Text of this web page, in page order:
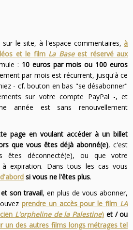
sur le site, à l'espace commentaires,à
et le film La Baseest réservé aux
: 10 euros par mois ou 100 euros
par mois est récurrent, jusqu'à ce
- cf. bouton en bas "se désabonner"
sur votre compte PayPal -, et
année est sans renouvellement
page en voulant accéder à un billet
que vous êtes déjà abonné(e), c'est
êtes déconnecté(e), ou que votre
expiration. Dans tous les cas vous
si vous ne l'êtes plus.
son travail, en plus de vous abonner,
prendre un accès pour le film LA
L'orpheline de la Palestine) et / ou
un des autres films longs métrages tel